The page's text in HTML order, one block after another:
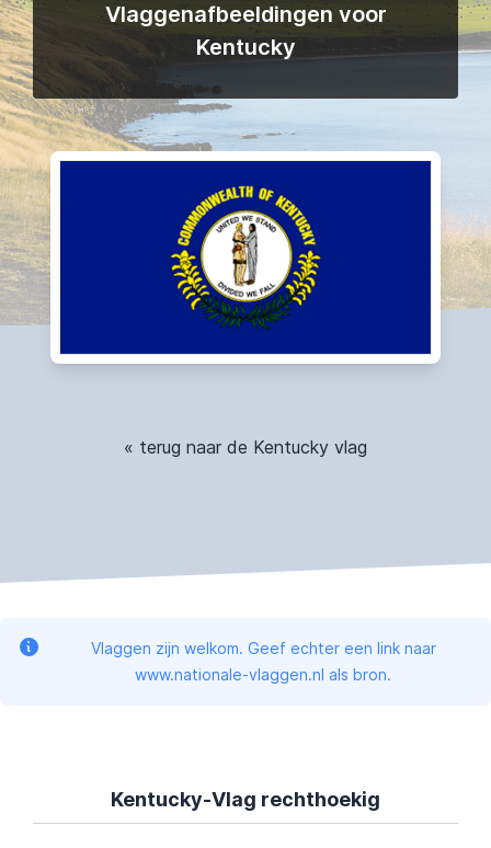
Vlaggenafbeeldingen voor
Kentucky
« terug naar de Kentucky vlag
Vlaggen zijn welkom. Geef echter een link naar
www.nationale-vlaggen.nl als bron.
Kentucky-Vlag rechthoekig